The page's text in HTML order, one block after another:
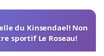
du Kinsendael! Non
sportif Le Roseau!